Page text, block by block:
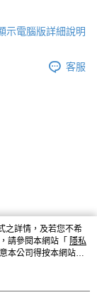
示電腦版詳細說明
客服
之詳情，及若您不希
請參閱本網站「 隱私
本公司得按本網站使